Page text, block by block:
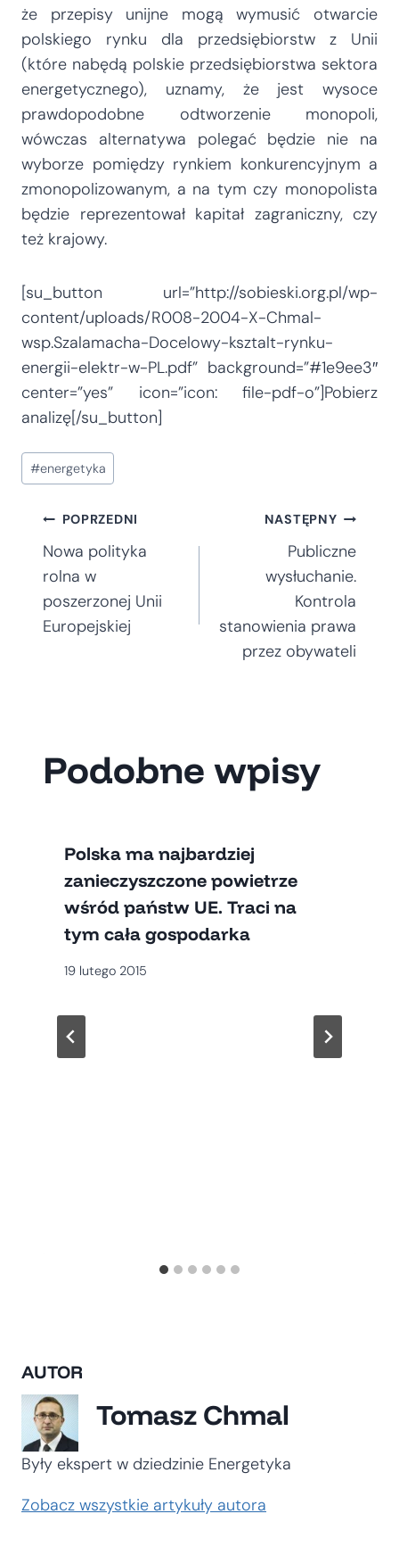
że przepisy unijne mogą wymusić otwarcie
polskiego rynku dla przedsiębiorstw z Unii
(które nabędą polskie przedsiębiorstwa sektora
energetycznego), uznamy, że jest wysoce
prawdopodobne odtworzenie monopoli,
wówczas alternatywa polegać będzie nie na
wyborze pomiędzy rynkiem konkurencyjnym a
zmonopolizowanym, a na tym czy monopolista
będzie reprezentował kapitał zagraniczny, czy
też krajowy.
[su_button url=”http://sobieski.org.pl/wp-
content/uploads/R008-2004-X-Chmal-
wsp.Szalamacha-Docelowy-ksztalt-rynku-
energii-elektr-w-PL.pdf” background=”#1e9ee3″
center=”yes” icon=”icon: file-pdf-o”]Pobierz
analizę[/su_button]
Tagi
wpisu:
#energetyka
Nawigacja
wpisu
POPRZEDNI
Nowa polityka
rolna w
poszerzonej Unii
Europejskiej
NASTĘPNY
Publiczne
wysłuchanie.
Kontrola
stanowienia prawa
przez obywateli
Podobne wpisy
Polska ma najbardziej
zanieczyszczone powietrze
wśród państw UE. Traci na
tym cała gospodarka
19 lutego 2015
AUTOR
Tomasz Chmal
Były ekspert w dziedzinie Energetyka
Zobacz wszystkie artykuły autora